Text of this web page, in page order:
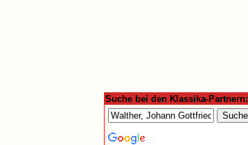
Suche bei den Klassika-Partnern: